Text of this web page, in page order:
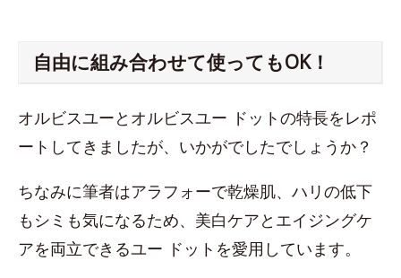
自由に組み合わせて使ってもOK！
オルビスユーとオルビスユー ドットの特長をレポ
ートしてきましたが、いかがでしたでしょうか？
ちなみに筆者はアラフォーで乾燥肌、ハリの低下
もシミも気になるため、美白ケアとエイジングケ
アを両立できるユー ドットを愛用しています。